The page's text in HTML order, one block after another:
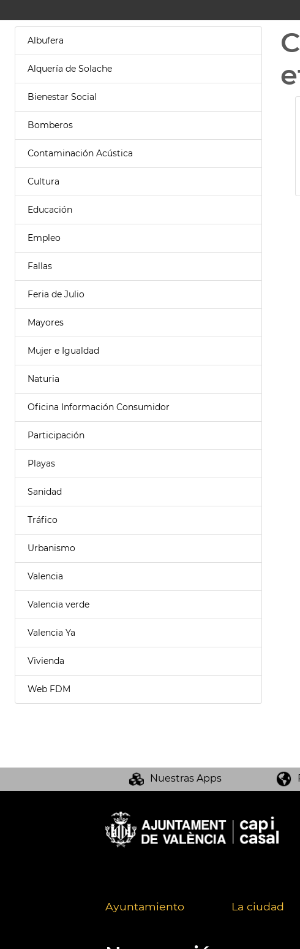
Albufera
Alquería de Solache
Bienestar Social
Bomberos
Contaminación Acústica
Cultura
Educación
Empleo
Fallas
Feria de Julio
Mayores
Mujer e Igualdad
Naturia
Oficina Información Consumidor
Participación
Playas
Sanidad
Tráfico
Urbanismo
Valencia
Valencia verde
Valencia Ya
Vivienda
Web FDM
Nuestras Apps
Ayuntamiento La ciudad